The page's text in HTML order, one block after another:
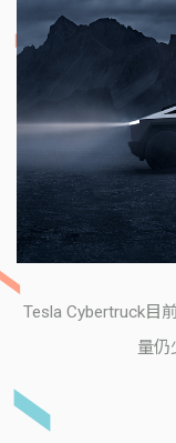
Tesla Cybertruck目
量仍